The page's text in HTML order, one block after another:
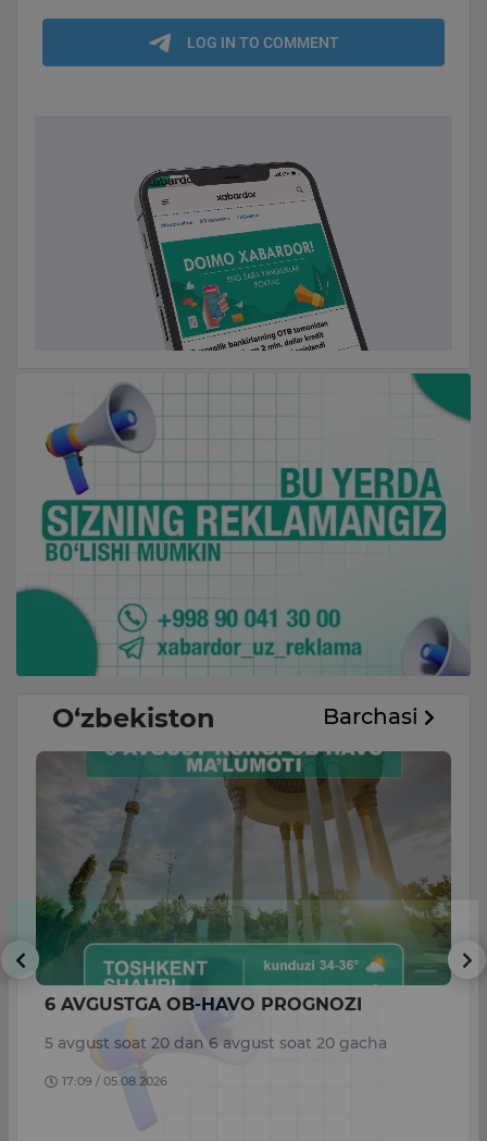
O‘zbekiston Barchasi
6 AVGUSTGA OB-HAVO PROGNOZI
5 avgust soat 20 dan 6 avgust soat 20 gacha
17:09 / 05.08.2026